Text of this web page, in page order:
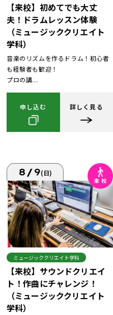
【来校】初めてでも大丈
夫！ドラムレッスン体験
（ミュージッククリエイト
学科）
音楽のリズムを作るドラム！初心者
も経験者も歓迎！
プロの講...
申し込む 詳しく見る
8/9(日)
ミュージッククリエイト学科
【来校】サウンドクリエイ
ト！作曲にチャレンジ！
（ミュージッククリエイト
学科）